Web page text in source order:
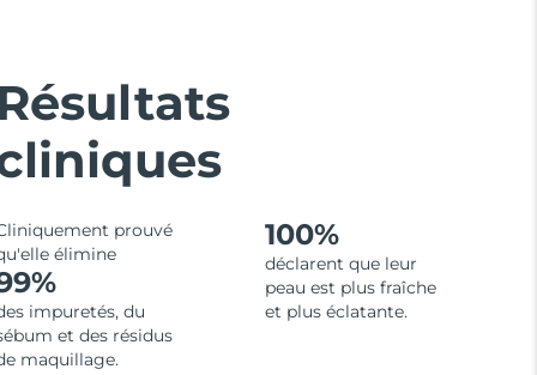
prouvé
élimine
impuretés, du
et des résidus
maquillage.
100%
déclarent que leur
peau est plus fraîche
et plus éclatante.